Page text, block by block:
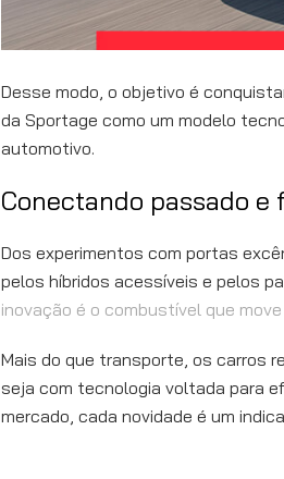
Desse modo, o objetivo é
da Sportage como um modelo
automotivo.
Conectando passado e
Dos experimentos com portas
pelos híbridos acessíveis e pelos
inovação é o combustível que
Mais do que transporte, os carros
seja com tecnologia voltada para
mercado, cada novidade é um